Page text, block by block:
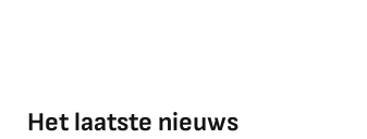
Het laatste nieuws